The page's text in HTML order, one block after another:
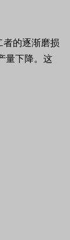
者的逐渐磨损
量下降。这